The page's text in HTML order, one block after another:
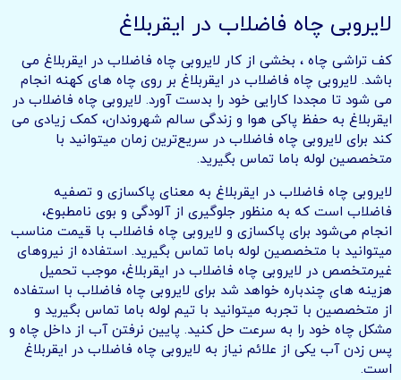
لایروبی چاه فاضلاب در ایقربلاغ
کف تراشی چاه ، بخشی از کار لایروبی چاه فاضلاب در ایقربلاغ می
باشد. لایروبی چاه فاضلاب در ایقربلاغ بر روی چاه های کهنه انجام
می شود تا مجددا کارایی خود را بدست آورد. لایروبی چاه فاضلاب در
ایقربلاغ به حفظ پاکی هوا و زندگی سالم شهروندان، کمک زیادی می
کند برای لایروبی چاه فاضلاب در سریع‌ترین زمان میتوانید با
متخصصین لوله باما تماس بگیرید.
لایروبی چاه فاضلاب در ایقربلاغ به معنای پاکسازی و تصفیه
فاضلاب است که به منظور جلوگیری از آلودگی و بوی نامطبوع،
انجام می‌شود برای پاکسازی و لایروبی چاه فاضلاب با قیمت مناسب
میتوانید با متخصصین لوله باما تماس بگیرید. استفاده از نیروهای
غیرمتخصص در لایروبی چاه فاضلاب در ایقربلاغ، موجب تحمیل
هزینه های چندباره خواهد شد برای لایروبی چاه فاضلاب با استفاده
از متخصصین با تجربه میتوانید با تیم لوله باما تماس بگیرید و
مشکل چاه خود را به سرعت حل کنید. پایین نرفتن آب از داخل چاه و
پس زدن آب یکی از علائم نیاز به لایروبی چاه فاضلاب در ایقربلاغ
است.